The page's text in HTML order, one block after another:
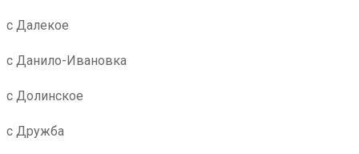
с Далекое
с Данило-Ивановка
с Долинское
с Дружба